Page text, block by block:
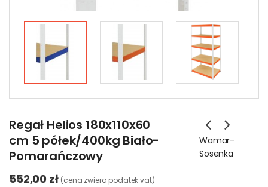
Regał Helios 180x110x60
cm 5 półek/400kg Biało-
Pomarańczowy
Wamar-
Sosenka
552,00 zł (cena zwiera podatek vat)